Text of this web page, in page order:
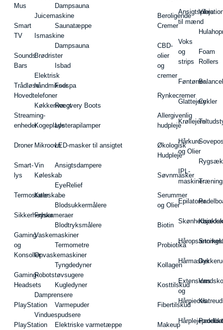
Mus
Smart
TV
Sounds
Bars
Trådløse
Hovedtelefoner
Streaming-
enheder
Droner
Smart-
lys
Termostater
Sikkerhedskameraer
Gaming
og
Konsoller
Gaming-
Headsets
PlayStation
PlayStation
Juicemaskine
Ismaskine
Brødrister
Elektrisk
håndmikser
Køkkenvægt
Kogeplade
Mikroovn
Vin
Køleskab
Køleskabe
Fryser
Vaskemaskiner
Opvaskemaskiner
Robotstøvsugere
Damprensere
Vinduespudsere
Dampsauna
Saunatæppe
Dampsauna
Isbad
Fodspa
Recovery Boots
Lysterapilamper
LED-masker til ansigtet
Ansigtsdampere
EyeRelief
Blodsukkermålere
Blodtryksmålere
Termometre
Tyngdedyner
Kugledyner
Varmepuder
Elektriske varmetæppe
Beroligende
Cremer
CBD-
olier
og
cremer
Rynkecremer
Allergivenlig
hudpleje
Økologisk
Hudpleje
Søvnmasker
Serummer
og Olier
Biotin
Probiotika
Kollagen
Kosttilskud
Fibertilskud
Makeup
Ansigtspleje
til mænd
Voks
og
strips
Føntørrer
Glattejern
Krøllejern
Hårkure
og Olier
IPL-
maskiner
Epilatorer
Hårmasker
Extensions
og
Hårpieces
Foam
Rollers
Cykler
Vandsko